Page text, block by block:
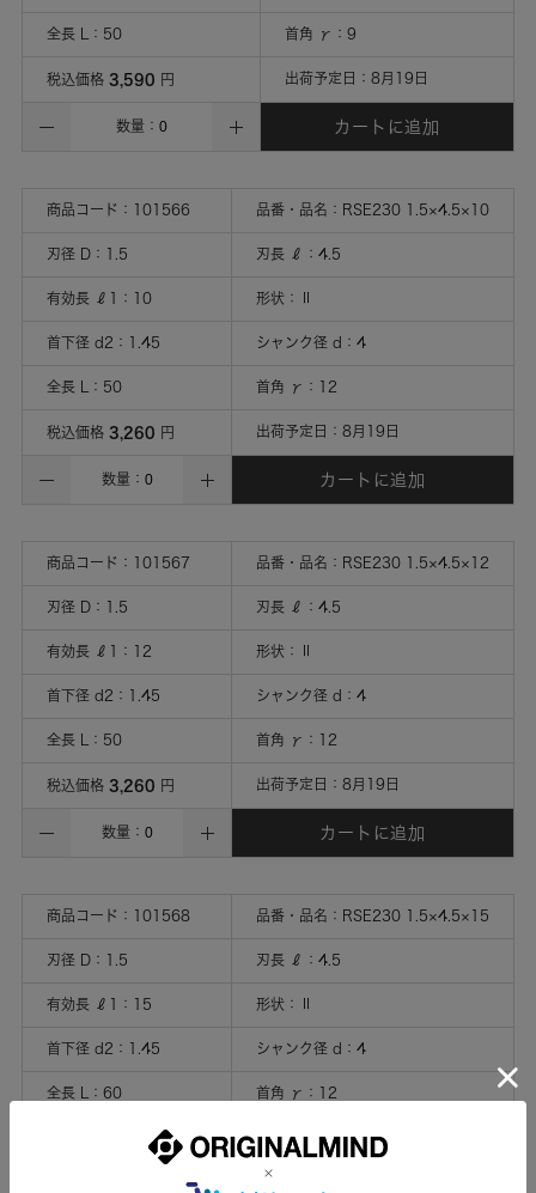
全長 L ： 50 首角 γ ： 9
税込価格 3,590 円 出荷予定日： 8月19日
数量： カートに追加
商品コード： 101566 品番・品名： RSE230 1.5×4.5×10
刃径 D ： 1.5 刃長 ℓ ： 4.5
有効長 ℓ1 ： 10 形状 ： Ⅱ
首下径 d2 ： 1.45 シャンク径 d ： 4
全長 L ： 50 首角 γ ： 12
税込価格 3,260 円 出荷予定日： 8月19日
数量： カートに追加
商品コード： 101567 品番・品名： RSE230 1.5×4.5×12
刃径 D ： 1.5 刃長 ℓ ： 4.5
有効長 ℓ1 ： 12 形状 ： Ⅱ
首下径 d2 ： 1.45 シャンク径 d ： 4
全長 L ： 50 首角 γ ： 12
税込価格 3,260 円 出荷予定日： 8月19日
数量： カートに追加
商品コード： 101568 品番・品名： RSE230 1.5×4.5×15
刃径 D ： 1.5 刃長 ℓ ： 4.5
有効長 ℓ1 ： 15 形状 ： Ⅱ
首下径 d2 ： 1.45 シャンク径 d ： 4
全長 L ： 60 首角 γ ： 12
3,680円 出荷予定日：8月19日